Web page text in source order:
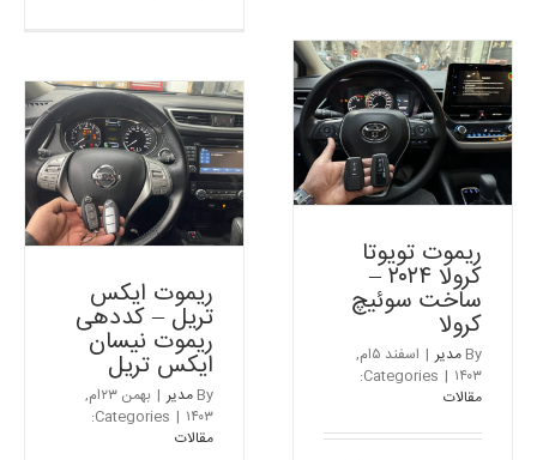
ریموت
ولوو
XC90
و
۷۳۰
–
سفارش
ریموت
بی
ام
و
ریموت تویوتا کرولا ۲۰۲۴ –
ساخت سوئیچ کرولا
مقالات
ریموت تویوتا
کرولا ۲۰۲۴ –
ساخت سوئیچ
کرولا
By مدیر |
اسفند ۵ام,
۱۴۰۳ |
Categories:
مقالات
ریموت ایکس
تریل – کددهی
ریموت نیسان
ایکس تریل
By مدیر |
بهمن ۲۳ام,
۱۴۰۳ |
Categories:
مقالات